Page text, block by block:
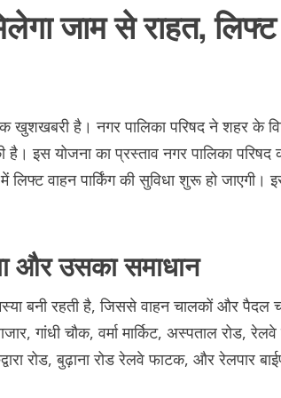
जाम से राहत, लिफ्ट
है। नगर पालिका परिषद ने शहर के
है। इस योजना का प्रस्ताव नगर पालिका
लिफ्ट वाहन पार्किंग की सुविधा शुरू हो
और उसका समाधान
बनी रहती है, जिससे वाहन चालकों और पैदल
गांधी चौक, वर्मा मार्किट, अस्पताल रोड, रेलवे
रोड, बुढ़ाना रोड रेलवे फाटक, और रेलपार